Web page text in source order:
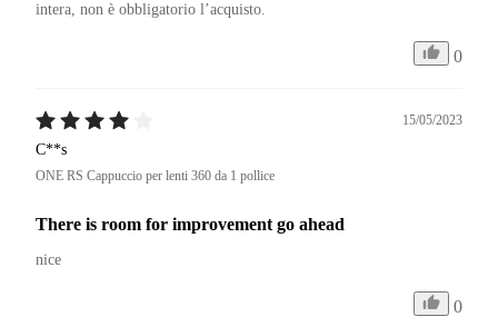
intera, non è obbligatorio l’acquisto.
0
15/05/2023
C**s
ONE RS Cappuccio per lenti 360 da 1 pollice
There is room for improvement go ahead
nice
0